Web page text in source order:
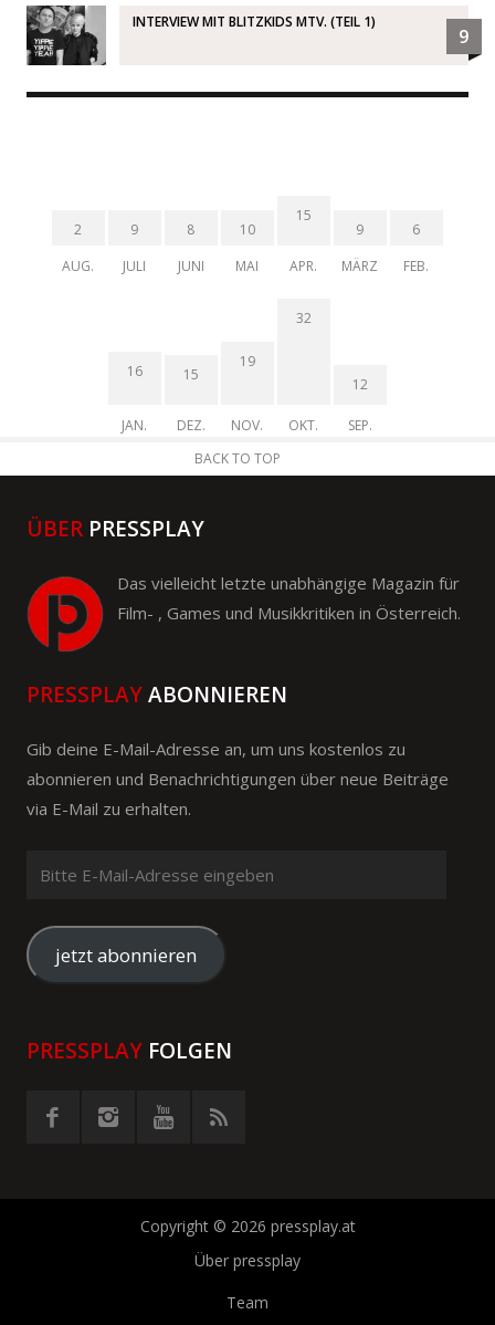
INTERVIEW MIT BLITZKIDS MTV. (TEIL 1)
9
2
AUG.
9
JULI
8
JUNI
10
MAI
15
APR.
9
MÄRZ
6
FEB.
16
JAN.
15
DEZ.
19
NOV.
32
OKT.
12
SEP.
BACK TO TOP
ÜBER PRESSPLAY
Das vielleicht letzte unabhängige Magazin für
Film- , Games und Musikkritiken in Österreich.
PRESSPLAYABONNIEREN
Gib deine E-Mail-Adresse an, um uns kostenlos zu
abonnieren und Benachrichtigungen über neue Beiträge
via E-Mail zu erhalten.
Mail-
Adresse
eingeben
jetzt abonnieren
PRESSPLAY FOLGEN
Copyright © 2026 pressplay.at
Über pressplay
Team